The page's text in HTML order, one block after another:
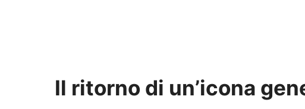
Il ritorno di un’icona